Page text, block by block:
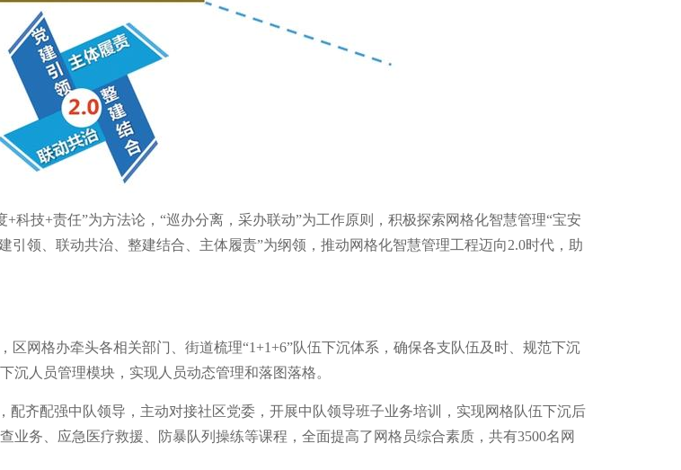
科技+责任”为方法论，“巡办分离，采办联动”为工作原则，积极探索网格化智慧管理“宝安
引领、联动共治、整建结合、主体履责”为纲领，推动网格化智慧管理工程迈向2.0时代，助
网格办牵头各相关部门、街道梳理“1+1+6”队伍下沉体系，确保各支队伍及时、规范下沉
人员管理模块，实现人员动态管理和落图落格。
配齐配强中队领导，主动对接社区党委，开展中队领导班子业务培训，实现网格队伍下沉后
业务、应急医疗救援、防暴队列操练等课程，全面提高了网格员综合素质，共有3500名网